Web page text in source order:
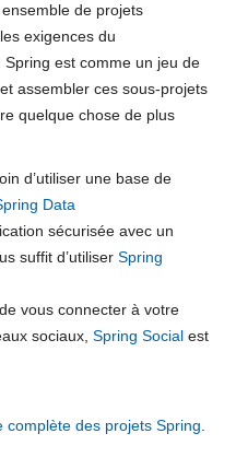
de projets
exigences du
Spring est comme un jeu de
assembler ces sous-projets
quelque chose de plus
d’utiliser une base de
Data
sécurisée avec un
suffit d’utiliser Spring
vous connecter à votre
sociaux, Spring Socialest
complète des projets Spring